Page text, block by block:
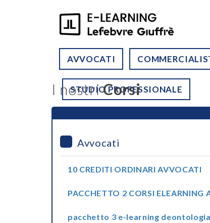
AVVOCATI
STUDIO PROFESSIONALE
I nostriCorsi
Avvocati
10 CREDITI ORDINARI AVVOCATI
PACCHETTO 2 CORSI ELEARNING
pacchetto 3 e-learning deontologia